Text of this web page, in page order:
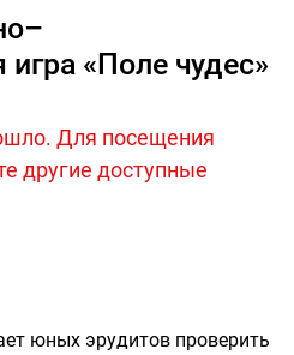
игра «Поле чудес»
Для посещения
другие доступные
юных эрудитов проверить